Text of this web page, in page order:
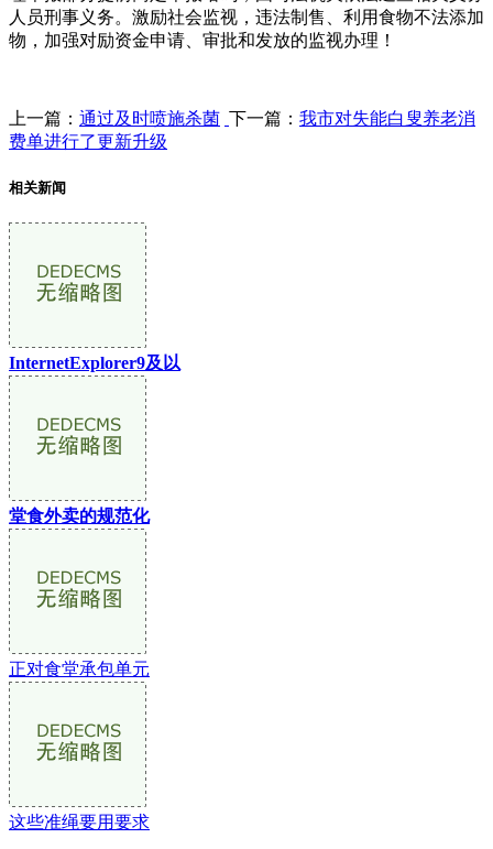
人员刑事义务。激励社会监视，违法制售、利用食物不法添加
物，加强对励资金申请、审批和发放的监视办理！
上一篇： 通过及时喷施杀菌 下一篇： 我市对失能白叟养老消
费单进行了更新升级
相关新闻
InternetExplorer9及以
堂食外卖的规范化
正对食堂承包单元
这些准绳要用要求